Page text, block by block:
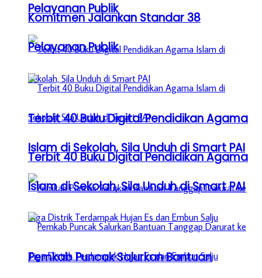
Pelayanan Publik
Terbit 40 Buku Digital Pendidikan Agama
Islam di Sekolah, Sila Unduh di Smart PAI
Pemkab Puncak Salurkan Bantuan
Komitmen Jalankan Standar 38
Pelayanan Publik
Terbit 40 Buku Digital Pendidikan Agama
Islam di Sekolah, Sila Unduh di Smart PAI